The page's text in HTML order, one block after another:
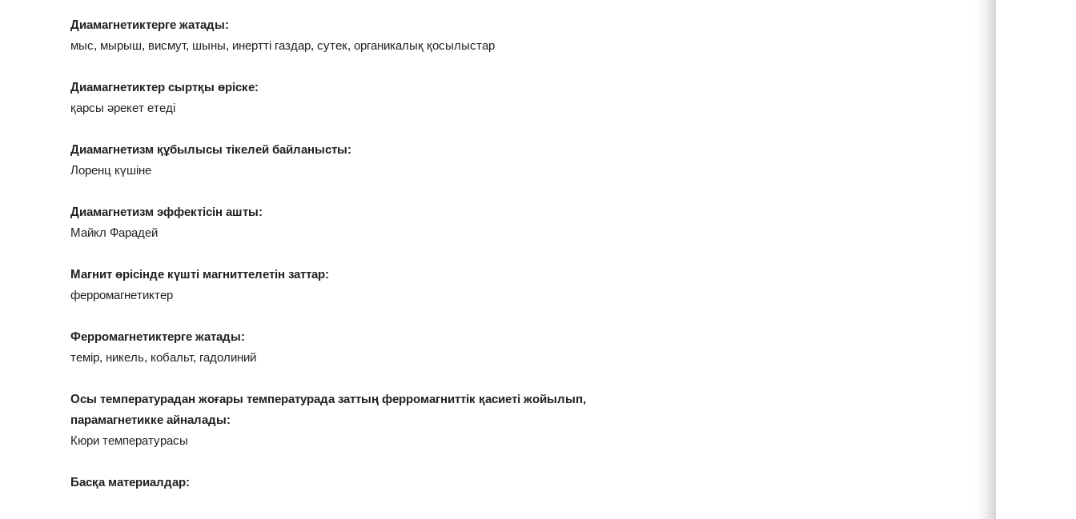
Диамагнетиктерге жатады:
мыс, мырыш, висмут, шыны, инертті газдар, сутек, органикалық қосылыстар
Диамагнетиктер сыртқы өріске:
қарсы әрекет етеді
Диамагнетизм құбылысы тікелей байланысты:
Лоренц күшіне
Диамагнетизм эффектісін ашты:
Майкл Фарадей
Магнит өрісінде күшті магниттелетін заттар:
ферромагнетиктер
Ферромагнетиктерге жатады:
темір, никель, кобальт, гадолиний
Осы температурадан жоғары температурада заттың ферромагниттік қасиеті жойылып,
парамагнетикке айналады:
Кюри температурасы
Басқа материалдар: